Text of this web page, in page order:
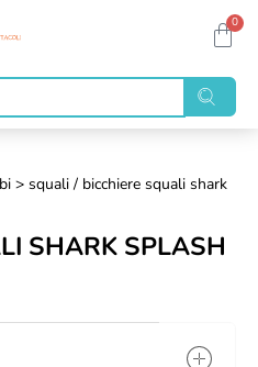
0
> squali / bicchiere squali shark
SHARK SPLASH